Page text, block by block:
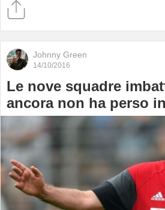
Johnny Green
14/10/2016
Le nove squadre
ancora non ha perso